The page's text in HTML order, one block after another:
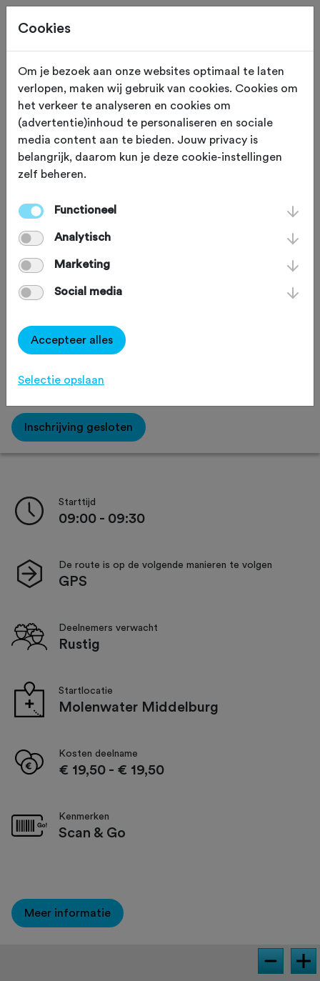
Je bekijkt een oude editie. Klik hiervoor de nieuwe
editie.
Racer by the Sea
Afstand: 75 km
Inschrijving gesloten
Starttijd
09:00 - 09:30
De route is op de volgende manieren te volgen
GPS
Deelnemers verwacht
Rustig
Startlocatie
Molenwater Middelburg
Kosten deelname
€ 19,50 - € 19,50
Kenmerken
Scan & Go
Meer informatie
Cookies
Om je bezoek aan onze websites optimaal te laten
verlopen, maken wij gebruik van cookies. Cookies om
het verkeer te analyseren en cookies om
(advertentie)inhoud te personaliseren en sociale
media content aan te bieden. Jouw privacy is
belangrijk, daarom kun je deze cookie-instellingen
zelf beheren.
Functioneel
Analytisch
Marketing
Social media
Accepteer alles
Selectie opslaan